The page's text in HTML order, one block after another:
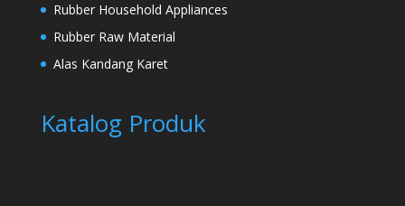
Rubber Household Appliances
Rubber Raw Material
Alas Kandang Karet
Katalog Produk